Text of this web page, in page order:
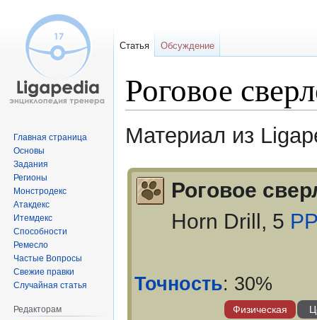
Роговое
Материал из
Перейти
навигации
Перейти
поиску
Роговое
Horn Drill, 5
Точность: 30%
Физическая
Статья Обсуждение
Главная страница
Основы
Задания
Регионы
Монстродекс
Атакдекс
Итемдекс
Способности
Ремесло
Частые Вопросы
Свежие правки
Случайная статья
Редакторам